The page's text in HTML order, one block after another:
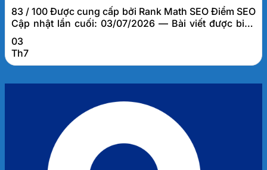
83 / 100 Được cung cấp bởi Rank Math SEO Điểm SEO
Cập nhật lần cuối: 03/07/2026 — Bài viết được biên
soạn bởi đội ngũ tư vấn thuế FATO, dựa trên kinh
nghiệm thực tế hỗ trợ hơn 1.000 doanh nghiệp tại Đà
Nẵng và khu vực miền Trung. Miễn thuế TNDN 3 năm
03
Th7